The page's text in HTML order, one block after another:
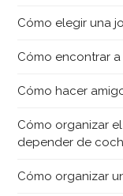
Cómo elegir una
Cómo encontrar
Cómo hacer
Cómo organizar
depender de
Cómo organizar